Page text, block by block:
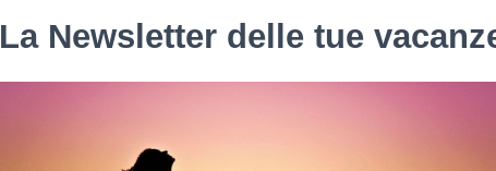
La Newsletter delle tue